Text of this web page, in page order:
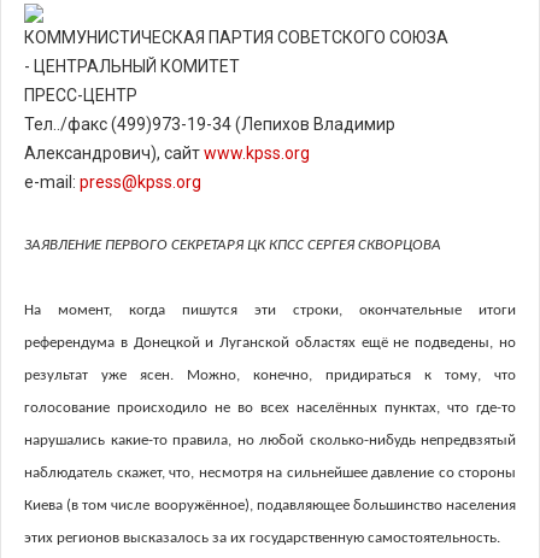
КОММУНИСТИЧЕСКАЯ ПАРТИЯ СОВЕТСКОГО СОЮЗА
- ЦЕНТРАЛЬНЫЙ КОМИТЕТ
ПРЕСС-ЦЕНТР
Тел../факс (499)973-19-34 (Лепихов Владимир
Александрович), сайтwww.kpss.org
e-mail: press@kpss.org
ЗАЯВЛЕНИЕ ПЕРВОГО СЕКРЕТАРЯ ЦК КПСС СЕРГЕЯ СКВОРЦОВА
На момент, когда пишутся эти строки, окончательные итоги
референдума в Донецкой и Луганской областях ещё не подведены, но
результат уже ясен. Можно, конечно, придираться к тому, что
голосование происходило не во всех населённых пунктах, что где-то
нарушались какие-то правила, но любой сколько-нибудь непредвзятый
наблюдатель скажет, что, несмотря на сильнейшее давление со стороны
Киева (в том числе вооружённое), подавляющее большинство населения
этих регионов высказалось за их государственную самостоятельность.